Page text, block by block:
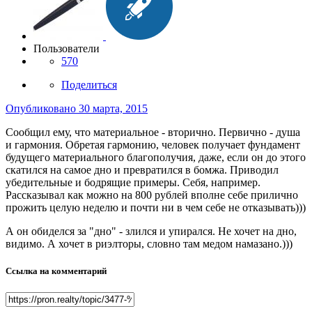
Пользователи
570
Поделиться
Опубликовано 30 марта, 2015
Сообщил ему, что материальное - вторично. Первично - душа
и гармония. Обретая гармонию, человек получает фундамент
будущего материального благополучия, даже, если он до этого
скатился на самое дно и превратился в бомжа. Приводил
убедительные и бодрящие примеры. Себя, например.
Рассказывал как можно на 800 рублей вполне себе прилично
прожить целую неделю и почти ни в чем себе не отказывать)))
А он обиделся за "дно" - злился и упирался. Не хочет на дно,
видимо. А хочет в риэлторы, словно там медом намазано.)))
Ссылка на комментарий